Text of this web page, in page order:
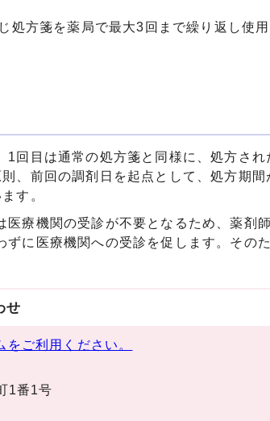
処方箋を薬局で最大3回まで繰り返し使用
1回目は通常の処方箋と同様に、処方さ
、前回の調剤日を起点として、処方期
す。
医療機関の受診が不要となるため、薬剤
に医療機関への受診を促します。その
せ
ご利用ください。
1番1号